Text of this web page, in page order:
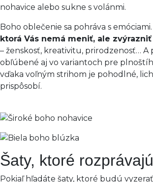
nohavice alebo sukne s volánmi.
Boho oblečenie sa pohráva s emóciami.
ktorá Vás nemá meniť, ale
– ženskosť, kreativitu, prirodzenosť… A
obľúbené aj vo variantoch pre
vďaka voľným strihom je pohodlné,
prispôsobí.
Šaty, ktoré
Pokiaľ hľadáte šaty, ktoré budú